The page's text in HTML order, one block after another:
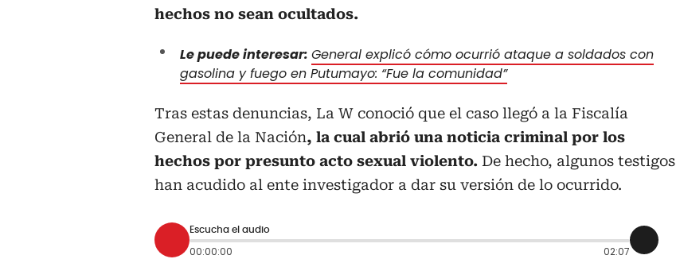
hechos no sean ocultados.
Le puede interesar: General explicó cómo ocurrió ataque a soldados con
gasolina y fuego en Putumayo: “Fue la comunidad”
Tras estas denuncias, La W conoció que el caso llegó a la Fiscalía
General de la Nación, la cual abrió una noticia criminal por los
hechos por presunto acto sexual violento. De hecho, algunos testigos
han acudido al ente investigador a dar su versión de lo ocurrido.
Escucha el audio
00:00:00 02:07